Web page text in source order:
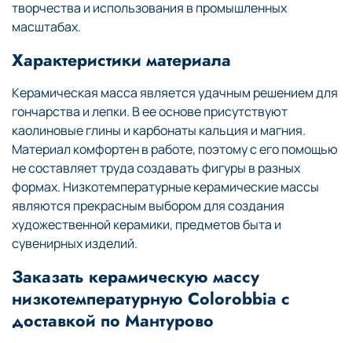
творчества и использования в промышленных
масштабах.
Характеристики материала
Керамическая масса является удачным решением для
гончарства и лепки. В ее основе присутствуют
каолиновые глины и карбонаты кальция и магния.
Материал комфортен в работе, поэтому с его помощью
не составляет труда создавать фигуры в разных
формах. Низкотемпературные керамические массы
являются прекрасным выбором для создания
художественной керамики, предметов быта и
сувенирных изделий.
Заказать керамическую массу
низкотемпературную Colorobbia с
доставкой по Мантурово